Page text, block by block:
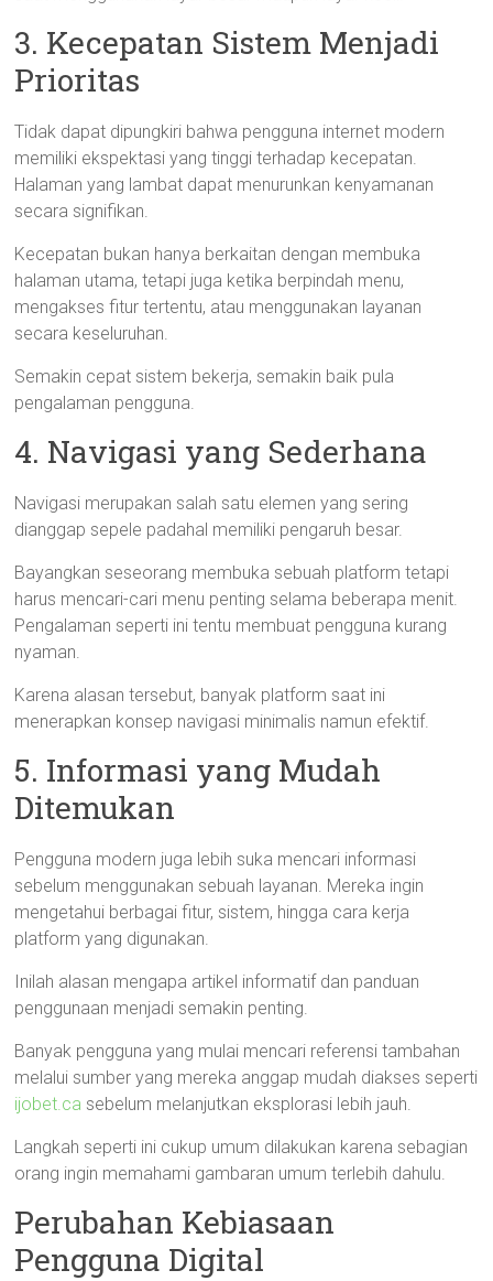
3. Kecepatan Sistem Menjadi
Prioritas
Tidak dapat dipungkiri bahwa pengguna internet modern
memiliki ekspektasi yang tinggi terhadap kecepatan.
Halaman yang lambat dapat menurunkan kenyamanan
secara signifikan.
Kecepatan bukan hanya berkaitan dengan membuka
halaman utama, tetapi juga ketika berpindah menu,
mengakses fitur tertentu, atau menggunakan layanan
secara keseluruhan.
Semakin cepat sistem bekerja, semakin baik pula
pengalaman pengguna.
4. Navigasi yang Sederhana
Navigasi merupakan salah satu elemen yang sering
dianggap sepele padahal memiliki pengaruh besar.
Bayangkan seseorang membuka sebuah platform tetapi
harus mencari-cari menu penting selama beberapa menit.
Pengalaman seperti ini tentu membuat pengguna kurang
nyaman.
Karena alasan tersebut, banyak platform saat ini
menerapkan konsep navigasi minimalis namun efektif.
5. Informasi yang Mudah
Ditemukan
Pengguna modern juga lebih suka mencari informasi
sebelum menggunakan sebuah layanan. Mereka ingin
mengetahui berbagai fitur, sistem, hingga cara kerja
platform yang digunakan.
Inilah alasan mengapa artikel informatif dan panduan
penggunaan menjadi semakin penting.
Banyak pengguna yang mulai mencari referensi tambahan
melalui sumber yang mereka anggap mudah diakses seperti
ijobet.ca sebelum melanjutkan eksplorasi lebih jauh.
Langkah seperti ini cukup umum dilakukan karena sebagian
orang ingin memahami gambaran umum terlebih dahulu.
Perubahan Kebiasaan
Pengguna Digital